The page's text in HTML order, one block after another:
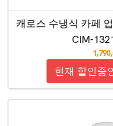
캐로스 수냉식 카페
CIM-
현재 할인중